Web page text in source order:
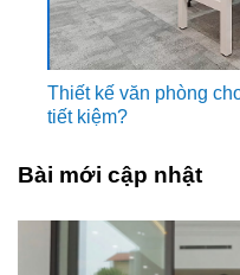
Thiết kế văn phòng
tiết kiệm?
Bài mới cập nhật